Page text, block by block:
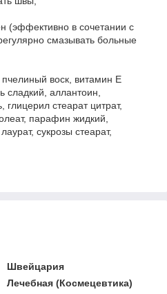
(эффективно в сочетании с
смазывать больные
пчелиный воск, витамин Е
сладкий, аллантоин,
глицерил стеарат цитрат,
парафин жидкий,
сукрозы стеарат,
Швейцария
Лечебная (Космецевтика)